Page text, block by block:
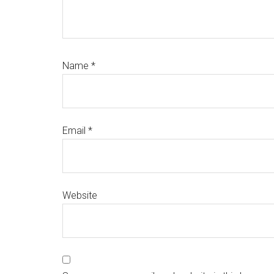
Name *
Email *
Website